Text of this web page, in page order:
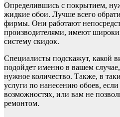
Определившись с покрытием,
жидкие обои. Лучше всего
фирмы. Они работают
производителями, имеют
систему скидок.
Специалисты подскажут, какой
подойдет именно в вашем
нужное количество. Также, в
услуги по нанесению обоев,
возможностях, или вам не
ремонтом.